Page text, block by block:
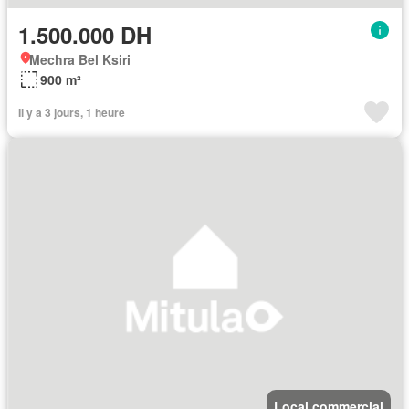
1.500.000 DH
Mechra Bel Ksiri
900 m²
Il y a 3 jours, 1 heure